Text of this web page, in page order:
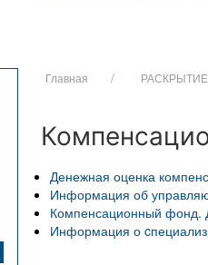
Главная
Денежная оценка
Информация об
Компенсационный фонд.
Информация о